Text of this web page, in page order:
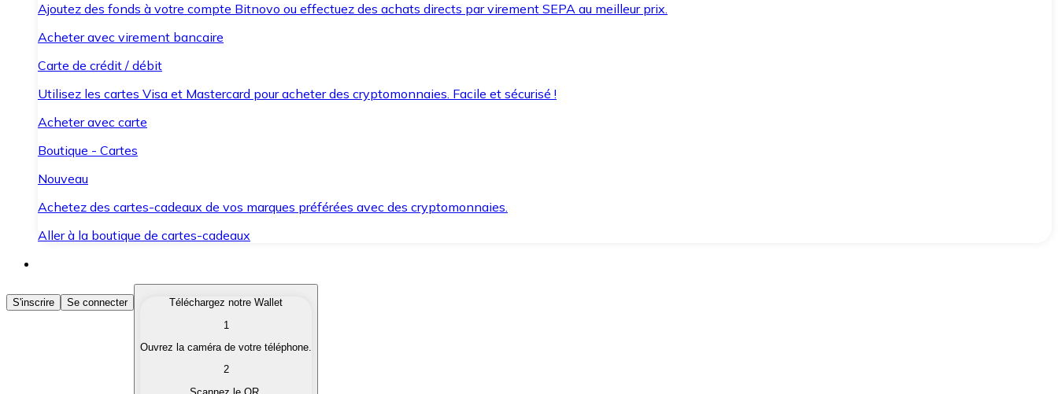
Ajoutez des fonds à votre compte Bitnovo ou effectuez des achats directs par virement SEPA au meilleur prix.
Acheter avec virement bancaire
Carte de crédit / débit
Utilisez les cartes Visa et Mastercard pour acheter des cryptomonnaies. Facile et sécurisé !
Acheter avec carte
Boutique - Cartes
Nouveau
Achetez des cartes-cadeaux de vos marques préférées avec des cryptomonnaies.
Aller à la boutique de cartes-cadeaux
Acheter des Cryptomonnaies
Achetez les cryptomonnaies qui vous intéressent rapidement et en toute sécurité.
Convertissez vos cryptomonnaies en monnaie fiduciaire lorsque vous en avez besoin.
S'inscrire Se connecter
Téléchargez notre Wallet
1
Ouvrez la caméra de votre téléphone.
2